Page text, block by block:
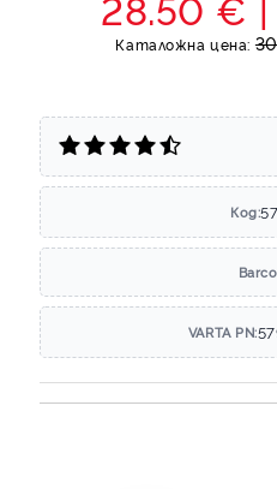
Каталожна цена:
Код:
VARTA PN: